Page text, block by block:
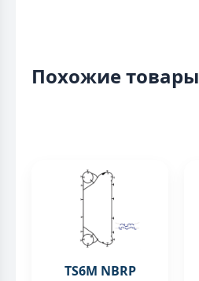
Похожие товары
TS6M NBRP